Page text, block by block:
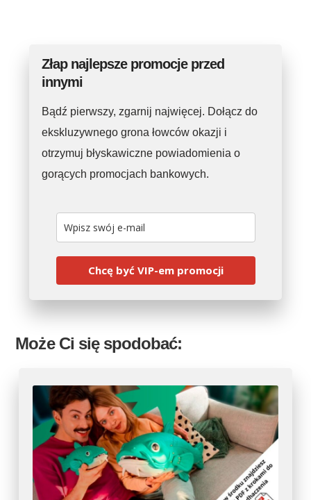
Złap najlepsze promocje przed
innymi
Bądź pierwszy, zgarnij najwięcej. Dołącz do
ekskluzywnego grona łowców okazji i
otrzymuj błyskawiczne powiadomienia o
gorących promocjach bankowych.
Chcę być VIP-em promocji
Może Ci się spodobać: